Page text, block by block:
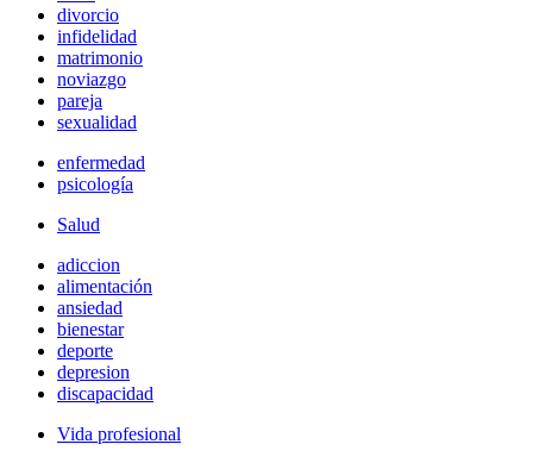
divorcio
infidelidad
matrimonio
noviazgo
pareja
sexualidad
enfermedad
psicología
Salud
adiccion
alimentación
ansiedad
bienestar
deporte
depresion
discapacidad
Vida profesional